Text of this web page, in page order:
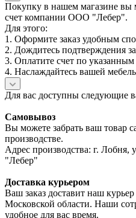
Покупку в нашем магазине вы
счет компании ООО "Лебер".
Для этого:
1. Оформите заказ удобным
2. Дождитесь подтверждения
3. Оплатите счет по указанным
4. Наслаждайтесь вашей
Для вас доступны следующие
Самовывоз
Вы можете забрать ваш товар
производстве.
Адрес производства: г. Лобня,
"Лебер"
Доставка курьером
Ваш заказ доставит наш
Московской области. Наши
удобное для вас время.